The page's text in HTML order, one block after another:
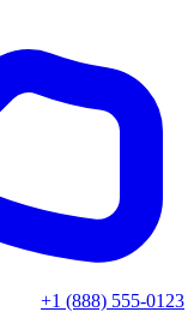
+1 (888) 555-0123